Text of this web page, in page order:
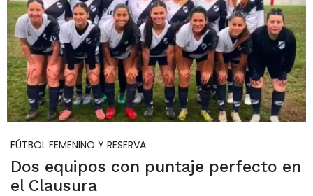
FÚTBOL FEMENINO Y RESERVA
Dos equipos con puntaje perfecto en
el Clausura